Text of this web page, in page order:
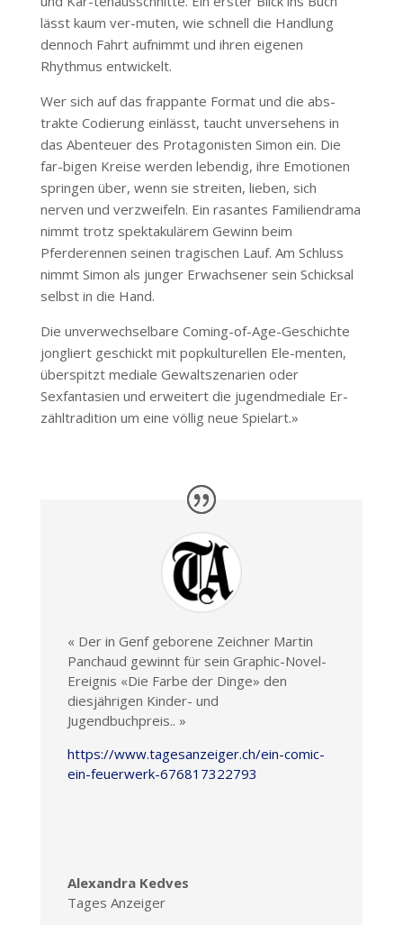
lässt kaum ver-muten, wie schnell die Handlung
dennoch Fahrt aufnimmt und ihren eigenen
Rhythmus entwickelt.
Wer sich auf das frappante Format und die abs-
trakte Codierung einlässt, taucht unversehens in
das Abenteuer des Protagonisten Simon ein. Die
far-bigen Kreise werden lebendig, ihre Emotionen
springen über, wenn sie streiten, lieben, sich
nerven und verzweifeln. Ein rasantes Familiendrama
nimmt trotz spektakulärem Gewinn beim
Pferderennen seinen tragischen Lauf. Am Schluss
nimmt Simon als junger Erwachsener sein Schicksal
selbst in die Hand.
Die unverwechselbare Coming-of-Age-Geschichte
jongliert geschickt mit popkulturellen Ele-menten,
überspitzt mediale Gewaltszenarien oder
Sexfantasien und erweitert die jugendmediale Er-
zähltradition um eine völlig neue Spielart.»
« Der in Genf geborene Zeichner Martin
Panchaud gewinnt für sein Graphic-Novel-
Ereignis «Die Farbe der Dinge» den
diesjährigen Kinder- und
Jugendbuchpreis.. »
https://www.tagesanzeiger.ch/ein-comic-
ein-feuerwerk-676817322793
Alexandra Kedves
Tages Anzeiger